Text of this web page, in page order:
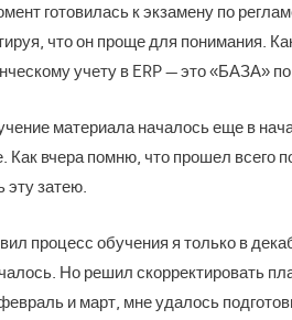
готовилась к экзамену по
что он проще для понимания.
учету в ERP — это «БАЗА»
материала началось еще в
Как вчера помню, что прошел всего
эту затею.
процесс обучения я только в
Но решил скорректировать
и март, мне удалось